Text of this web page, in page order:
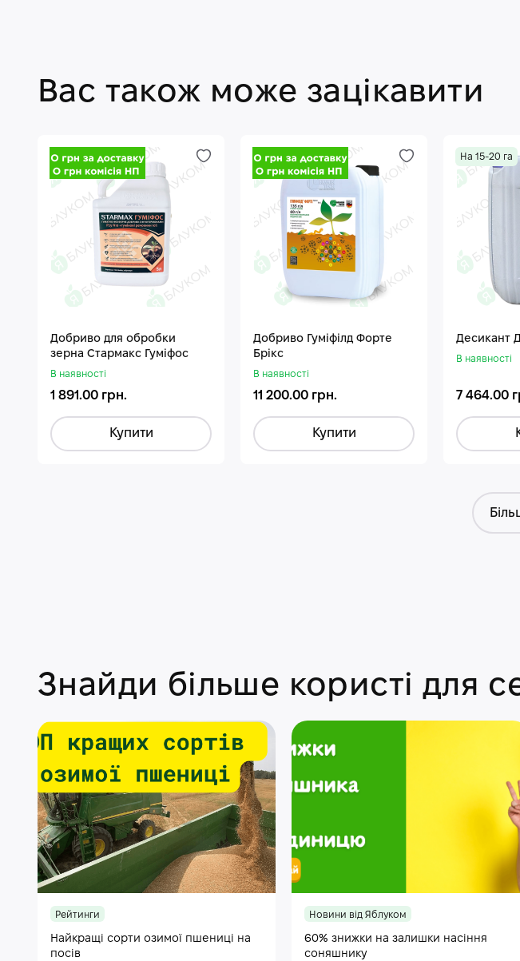
Вас також може зацікавити
Добриво для обробки
зерна Стармакс Гуміфос
В наявності
1 891.00 грн.
Купити
Добриво Гуміфілд Форте
Брікс
В наявності
11 200.00 грн.
Купити
На 15-20 га
Десикант
В наявності
7 464.00
Знайди більше користі для
Рейтинги
Найкращі сорти озимої пшениці на
посів
Новини від Яблуком
60% знижки на залишки насіння
соняшнику